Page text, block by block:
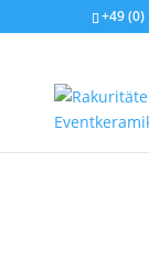
+49 (0)